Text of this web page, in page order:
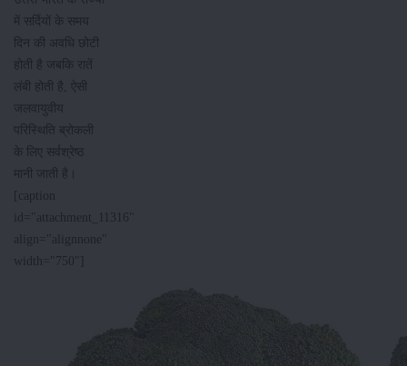
में सर्दियों के समय
दिन की अवधि छोटी
होती है जबकि रातें
लंबी होती है, ऐसी
जलवायुवीय
परिस्थिति ब्रोकली
के लिए सर्वश्रेष्ठ
मानी जाती है।
[caption
id="attachment_11316"
align="alignnone"
width="750"]